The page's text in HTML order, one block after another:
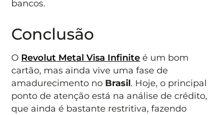
bancos.
Conclusão
O Revolut Metal Visa Infinite é um bom
cartão, mas ainda vive uma fase de
amadurecimento no Brasil. Hoje, o principal
ponto de atenção está na análise de crédito,
que ainda é bastante restritiva, fazendo